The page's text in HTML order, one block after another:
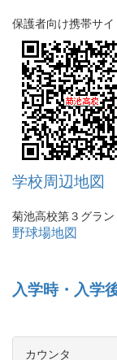
保護者向け携帯サイ
学校周辺地図
菊池高校第３グラン
野球場地図
入学時・入学
カウンタ